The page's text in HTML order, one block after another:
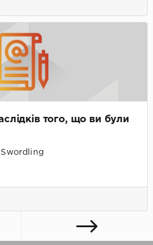
того, що ви були
Swordling